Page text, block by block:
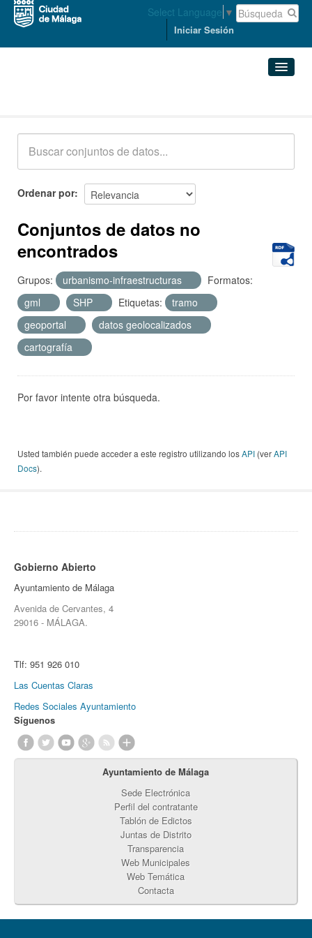
Select Language ▼
Iniciar Sesión
Acerca de
Ordenar por
Conjuntos de datos no
encontrados
Grupos: urbanismo-infraestructuras
Formatos:
gml
SHP Etiquetas:
tramo
geoportal
datos geolocalizados
cartografía
Por favor intente otra búsqueda.
Usted también puede acceder a este registro utilizando losAPI (verAPI
Docs).
Gobierno Abierto
Ayuntamiento de Málaga
Avenida de Cervantes, 4
29016 - MÁLAGA.
Tlf: 951 926 010
Las Cuentas Claras
Redes Sociales Ayuntamiento
Síguenos
Ayuntamiento de Málaga
Sede Electrónica
Perfil del contratante
Tablón de Edictos
Juntas de Distrito
Transparencia
Web Municipales
Web Temática
Contacta